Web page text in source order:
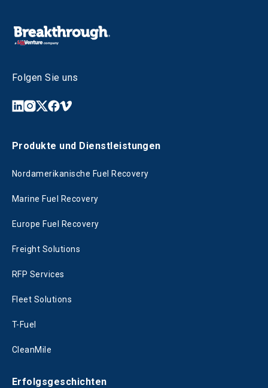
Folgen Sie uns
Produkte und Dienstleistungen
Nordamerikanische Fuel Recovery
Marine Fuel Recovery
Europe Fuel Recovery
Freight Solutions
RFP Services
Fleet Solutions
T-Fuel
CleanMile
Erfolgsgeschichten